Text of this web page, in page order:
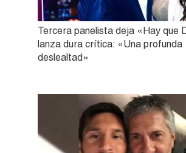
Tercera panelista deja «Hay que
lanza dura crítica: «Una profunda
deslealtad»